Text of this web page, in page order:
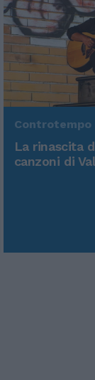
Controtempo
La rinascita
canzoni di